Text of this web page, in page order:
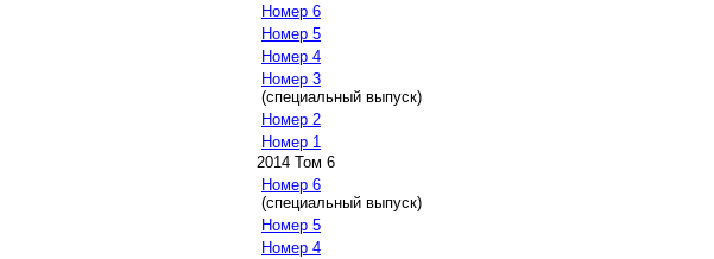
Номер 6
Номер 5
Номер 4
Номер 3
(специальный выпуск)
Номер 2
Номер 1
2014 Том 6
Номер 6
(специальный выпуск)
Номер 5
Номер 4